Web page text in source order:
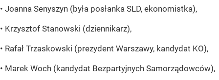
• Joanna Senyszyn (była posłanka SLD, ekonomistka),
• Krzysztof Stanowski (dziennikarz),
• Rafał Trzaskowski (prezydent Warszawy, kandydat KO),
• Marek Woch (kandydat Bezpartyjnych Samorządowców),